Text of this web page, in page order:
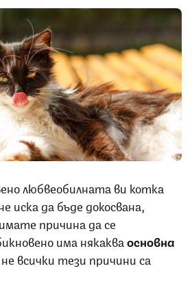
Снимка: iStock
любвеобилната ви котка
иска да бъде докосвана,
причина да се
има някакваосновна
всички тези причини са